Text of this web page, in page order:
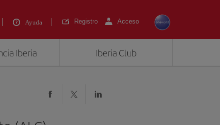
Ayuda Registro Acceso
Iberia Iberia Club